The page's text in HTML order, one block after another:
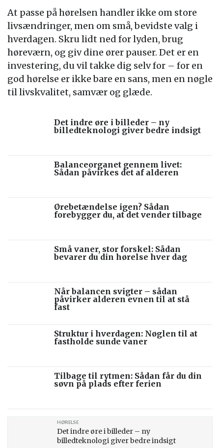
At passe på hørelsen handler ikke om store
livsændringer, men om små, bevidste valg i
hverdagen. Skru lidt ned for lyden, brug
høreværn, og giv dine ører pauser. Det er en
investering, du vil takke dig selv for – for en
god hørelse er ikke bare en sans, men en nøgle
til livskvalitet, samvær og glæde.
Det indre øre i billeder – ny
billedteknologi giver bedre indsigt
Balanceorganet gennem livet:
Sådan påvirkes det af alderen
Ørebetændelse igen? Sådan
forebygger du, at det vender tilbage
Små vaner, stor forskel: Sådan
bevarer du din hørelse hver dag
Når balancen svigter – sådan
påvirker alderen evnen til at stå
fast
Struktur i hverdagen: Nøglen til at
fastholde sunde vaner
Tilbage til rytmen: Sådan får du din
søvn på plads efter ferien
Det indre øre i billeder – ny
billedteknologi giver bedre indsigt
HØRELSE